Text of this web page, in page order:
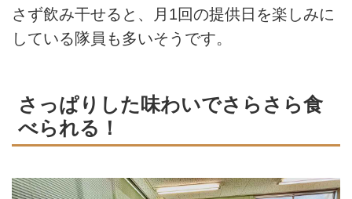
さず飲み干せると、月1回の提供日を楽しみに
している隊員も多いそうです。
さっぱりした味わいでさらさら食
べられる！